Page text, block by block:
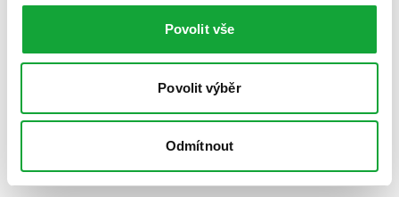
Povolit vše
Povolit výběr
Odmítnout